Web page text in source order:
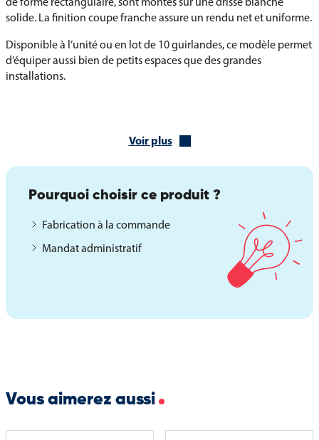
solide. La finition coupe franche assure un rendu net et uniforme.
Disponible à l’unité ou en lot de 10 guirlandes, ce modèle permet
d’équiper aussi bien de petits espaces que des grandes
installations.
Nous proposons également d'autres guirlandes thématiques
pour répondre à tous vos besoins :
Guirlandes France et Pays du Monde
Guirlandes Régions, Provinces et Départements
Guirlandes multicolores ou unies
Guirlandes personnalisées : avec blasons, logos, ou visuels
d’installation et forte visibilité pour toutes vos occasions
Voir plus
Pourquoi choisir ce produit ?
Fabrication à la commande
Mandat administratif
Vous aimerez aussi